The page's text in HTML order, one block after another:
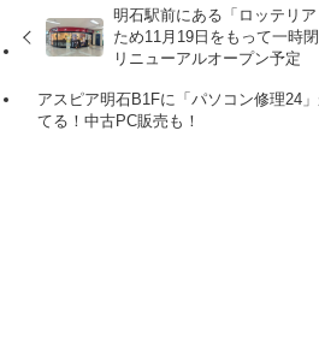
明石駅前にある「ロッテリ
ため11月19日をもって一時
リニューアルオープン予定
アスピア明石B1Fに「パソコン修理24
てる！中古PC販売も！